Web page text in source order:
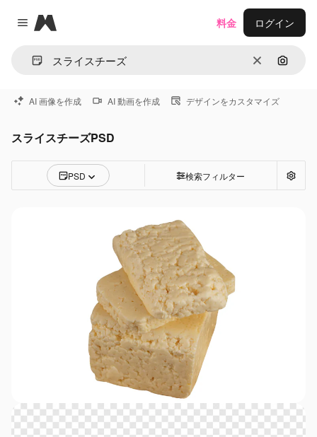
Close menu
Magnific
消去 画像で
料金 ログイン
AI 画像を作成 AI 動画を作成 デザインをカスタマイズ
スライスチーズPSD
PSD 検索フィルター